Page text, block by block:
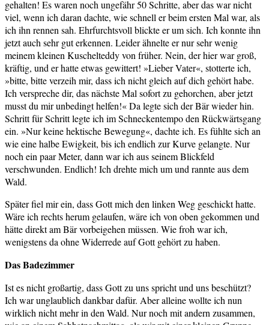
gehalten! Es waren noch ungefähr 50 Schritte, aber das war nicht
viel, wenn ich daran dachte, wie schnell er beim ersten Mal war, als
ich ihn rennen sah. Ehrfurchtsvoll blickte er um sich. Ich konnte ihn
jetzt auch sehr gut erkennen. Leider ähnelte er nur sehr wenig
meinem kleinen Kuschelteddy von früher. Nein, der hier war groß,
kräftig, und er hatte etwas gewittert! »Lieber Vater«, stotterte ich,
»bitte, bitte verzeih mir, dass ich nicht gleich auf dich gehört habe.
Ich verspreche dir, das nächste Mal sofort zu gehorchen, aber jetzt
musst du mir unbedingt helfen!« Da legte sich der Bär wieder hin.
Schritt für Schritt legte ich im Schneckentempo den Rückwärtsgang
ein. »Nur keine hektische Bewegung«, dachte ich. Es fühlte sich an
wie eine halbe Ewigkeit, bis ich endlich zur Kurve gelangte. Nur
noch ein paar Meter, dann war ich aus seinem Blickfeld
verschwunden. Endlich! Ich drehte mich um und rannte aus dem
Wald.
Später fiel mir ein, dass Gott mich den linken Weg geschickt hatte.
Wäre ich rechts herum gelaufen, wäre ich von oben gekommen und
hätte direkt am Bär vorbeigehen müssen. Wie froh war ich,
wenigstens da ohne Widerrede auf Gott gehört zu haben.
Das Badezimmer
Ist es nicht großartig, dass Gott zu uns spricht und uns beschützt?
Ich war unglaublich dankbar dafür. Aber alleine wollte ich nun
wirklich nicht mehr in den Wald. Nur noch mit andern zusammen,